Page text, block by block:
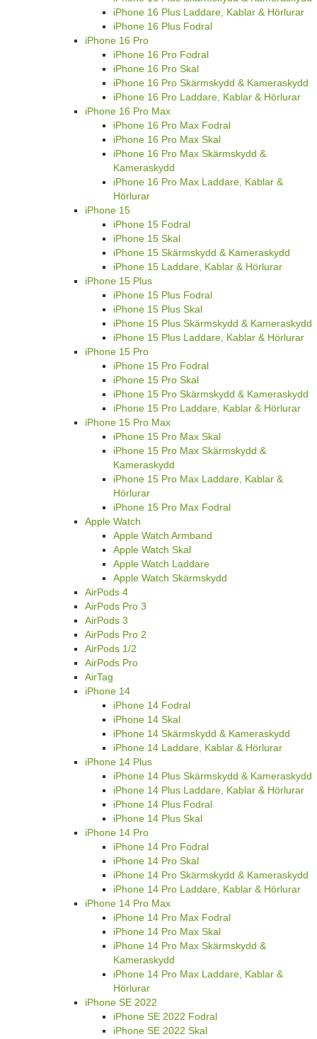
iPhone 16 Plus Laddare, Kablar & Hörlurar
iPhone 16 Plus Fodral
iPhone 16 Pro
iPhone 16 Pro Fodral
iPhone 16 Pro Skal
iPhone 16 Pro Skärmskydd & Kameraskydd
iPhone 16 Pro Laddare, Kablar & Hörlurar
iPhone 16 Pro Max
iPhone 16 Pro Max Fodral
iPhone 16 Pro Max Skal
iPhone 16 Pro Max Skärmskydd &
Kameraskydd
iPhone 16 Pro Max Laddare, Kablar &
Hörlurar
iPhone 15
iPhone 15 Fodral
iPhone 15 Skal
iPhone 15 Skärmskydd & Kameraskydd
iPhone 15 Laddare, Kablar & Hörlurar
iPhone 15 Plus
iPhone 15 Plus Fodral
iPhone 15 Plus Skal
iPhone 15 Plus Skärmskydd & Kameraskydd
iPhone 15 Plus Laddare, Kablar & Hörlurar
iPhone 15 Pro
iPhone 15 Pro Fodral
iPhone 15 Pro Skal
iPhone 15 Pro Skärmskydd & Kameraskydd
iPhone 15 Pro Laddare, Kablar & Hörlurar
iPhone 15 Pro Max
iPhone 15 Pro Max Skal
iPhone 15 Pro Max Skärmskydd &
Kameraskydd
iPhone 15 Pro Max Laddare, Kablar &
Hörlurar
iPhone 15 Pro Max Fodral
Apple Watch
Apple Watch Armband
Apple Watch Skal
Apple Watch Laddare
Apple Watch Skärmskydd
AirPods 4
AirPods Pro 3
AirPods 3
AirPods Pro 2
AirPods 1/2
AirPods Pro
AirTag
iPhone 14
iPhone 14 Fodral
iPhone 14 Skal
iPhone 14 Skärmskydd & Kameraskydd
iPhone 14 Laddare, Kablar & Hörlurar
iPhone 14 Plus
iPhone 14 Plus Skärmskydd & Kameraskydd
iPhone 14 Plus Laddare, Kablar & Hörlurar
iPhone 14 Plus Fodral
iPhone 14 Plus Skal
iPhone 14 Pro
iPhone 14 Pro Fodral
iPhone 14 Pro Skal
iPhone 14 Pro Skärmskydd & Kameraskydd
iPhone 14 Pro Laddare, Kablar & Hörlurar
iPhone 14 Pro Max
iPhone 14 Pro Max Fodral
iPhone 14 Pro Max Skal
iPhone 14 Pro Max Skärmskydd &
Kameraskydd
iPhone 14 Pro Max Laddare, Kablar &
Hörlurar
iPhone SE 2022
iPhone SE 2022 Fodral
iPhone SE 2022 Skal